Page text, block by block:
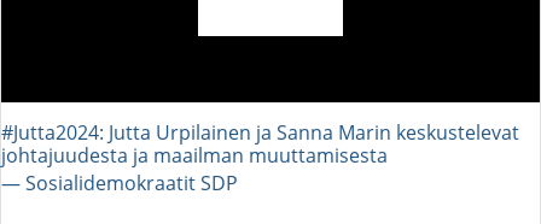
#Jutta2024: Jutta Urpilainen ja Sanna Marin keskustelevat
johtajuudesta ja maailman muuttamisesta
― Sosialidemokraatit SDP